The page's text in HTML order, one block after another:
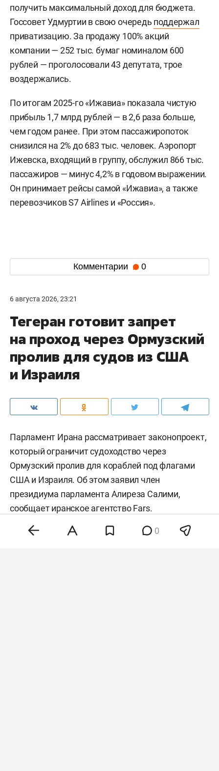
получить максимальный доход для бюджета.
Госсовет Удмуртии в свою очередь поддержал
приватизацию. За продажу 100% акций
компании — 252 тыс. бумаг номиналом 600
рублей — проголосовали 43 депутата, трое
воздержались.
По итогам 2025-го «Ижавиа» показала чистую
прибыль 1,7 млрд рублей — в 2,6 раза больше,
чем годом ранее. При этом пассажиропоток
снизился на 2% до 683 тыс. человек. Аэропорт
Ижевска, входящий в группу, обслужил 866 тыс.
пассажиров — минус 4,2% в годовом выражении.
Он принимает рейсы самой «Ижавиа», а также
перевозчиков S7 Airlines и «Россия».
Комментарии 0
6 августа 2026, 23:21
Тегеран готовит запрет
на проход через Ормузский
пролив для судов из США
и Израиля
Парламент Ирана рассматривает законопроект,
который ограничит судоходство через
Ормузский пролив для кораблей под флагами
США и Израиля. Об этом заявил член
президиума парламента Алиреза Салими,
сообщает иранское агентствоFars.
0